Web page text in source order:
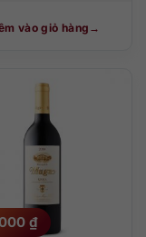
vào giỏ hàng
₫